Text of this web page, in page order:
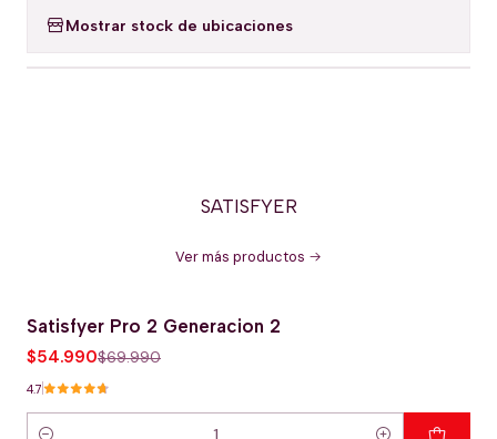
Mostrar stock de ubicaciones
SATISFYER
Ver más productos
-21% OFERTA HOT
Satisfyer Pro 2 Generacion 2
$54.990$69.990
4.7